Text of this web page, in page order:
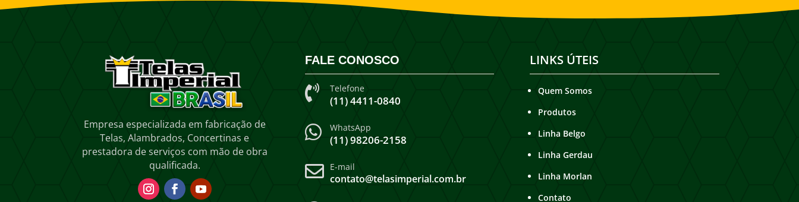
Empresa especializada em fabricação de
Telas, Alambrados, Concertinas e
prestadora de serviços com mão de obra
qualificada.
FALE CONOSCO
 Telefone
(11) 4411-0840
 WhatsApp
(11) 98206-2158
 E-mail
contato@telasimperial.com.br
LINKS ÚTEIS
Quem Somos
Produtos
Linha Belgo
Linha Gerdau
Linha Morlan
Contato